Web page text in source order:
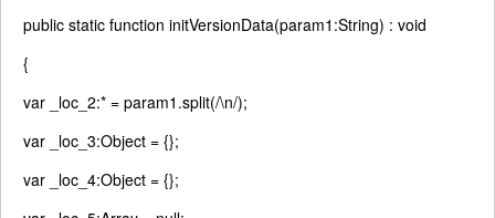
public static function initVersionData(param1:String) : void
{
var _loc_2:* = param1.split(/\n/);
var _loc_3:Object = {};
var _loc_4:Object = {};